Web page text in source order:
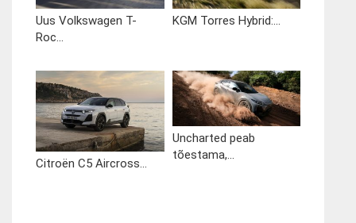
Uus Volkswagen T-
Roc...
KGM Torres Hybrid:...
Citroën C5 Aircross...
Uncharted peab
tõestama,...